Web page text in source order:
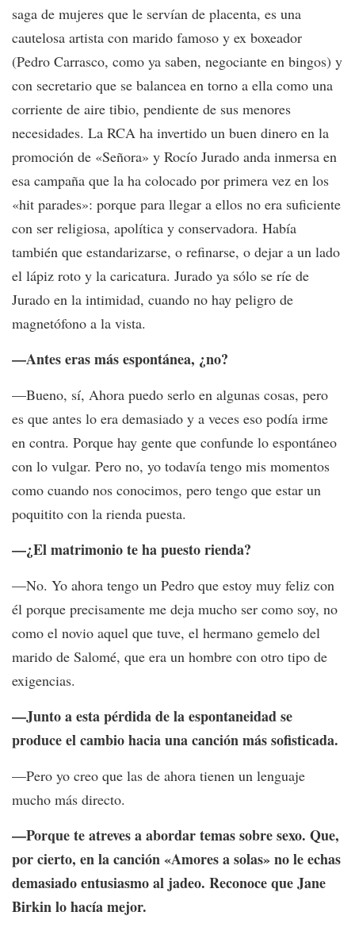
saga de mujeres que le servían de placenta, es una
cautelosa artista con marido famoso y ex boxeador
(Pedro Carrasco, como ya saben, negociante en bingos) y
con secretario que se balancea en torno a ella como una
corriente de aire tibio, pendiente de sus menores
necesidades. La RCA ha invertido un buen dinero en la
promoción de «Señora» y Rocío Jurado anda inmersa en
esa campaña que la ha colocado por primera vez en los
«hit parades»: porque para llegar a ellos no era suficiente
con ser religiosa, apolítica y conservadora. Había
también que estandarizarse, o refinarse, o dejar a un lado
el lápiz roto y la caricatura. Jurado ya sólo se ríe de
Jurado en la intimidad, cuando no hay peligro de
magnetófono a la vista.
—Antes eras más espontánea, ¿no?
—Bueno, sí, Ahora puedo serlo en algunas cosas, pero
es que antes lo era demasiado y a veces eso podía irme
en contra. Porque hay gente que confunde lo espontáneo
con lo vulgar. Pero no, yo todavía tengo mis momentos
como cuando nos conocimos, pero tengo que estar un
poquitito con la rienda puesta.
—¿El matrimonio te ha puesto rienda?
—No. Yo ahora tengo un Pedro que estoy muy feliz con
él porque precisamente me deja mucho ser como soy, no
como el novio aquel que tuve, el hermano gemelo del
marido de Salomé, que era un hombre con otro tipo de
exigencias.
—Junto a esta pérdida de la espontaneidad se
produce el cambio hacia una canción más sofisticada.
—Pero yo creo que las de ahora tienen un lenguaje
mucho más directo.
—Porque te atreves a abordar temas sobre sexo. Que,
por cierto, en la canción «Amores a solas» no le echas
demasiado entusiasmo al jadeo. Reconoce que Jane
Birkin lo hacía mejor.